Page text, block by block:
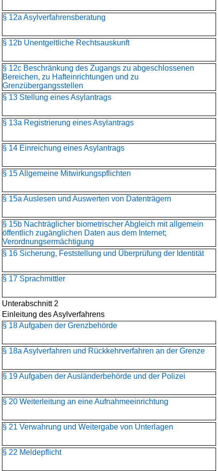
§ 12a Asylverfahrensberatung
§ 12b Unentgeltliche Rechtsauskunft
§ 12c Beschränkung des Zugangs zu abgeschlossenen
Bereichen, zu Hafteinrichtungen und zu
Grenzübergangsstellen
§ 13 Stellung eines Asylantrags
§ 13a Registrierung eines Asylantrags
§ 14 Einreichung eines Asylantrags
§ 15 Allgemeine Mitwirkungspflichten
§ 15a Auslesen und Auswerten von Datenträgern
§ 15b Nachträglicher biometrischer Abgleich mit allgemein
öffentlich zugänglichen Daten aus dem Internet;
Verordnungsermächtigung
§ 16 Sicherung, Feststellung und Überprüfung der Identität
§ 17 Sprachmittler
Unterabschnitt 2
Einleitung des Asylverfahrens
§ 18 Aufgaben der Grenzbehörde
§ 18a Asylverfahren und Rückkehrverfahren an der Grenze
§ 19 Aufgaben der Ausländerbehörde und der Polizei
§ 20 Weiterleitung an eine Aufnahmeeinrichtung
§ 21 Verwahrung und Weitergabe von Unterlagen
§ 22 Meldepflicht